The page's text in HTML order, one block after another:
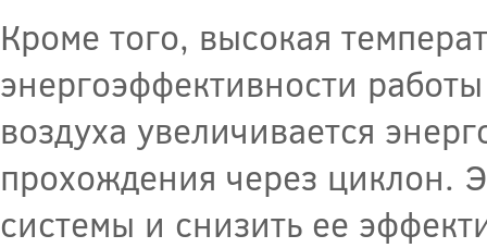
Кроме того, высокая
энергоэффективности
воздуха увеличивается
прохождения через циклон.
системы и снизить ее